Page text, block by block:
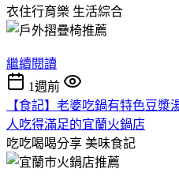
衣住行育樂 生活綜合
繼續閱讀
1週前
【食記】老婆吃鍋有特色豆
人吃得滿足的宜蘭火鍋店
吃吃喝喝分享 美味食記